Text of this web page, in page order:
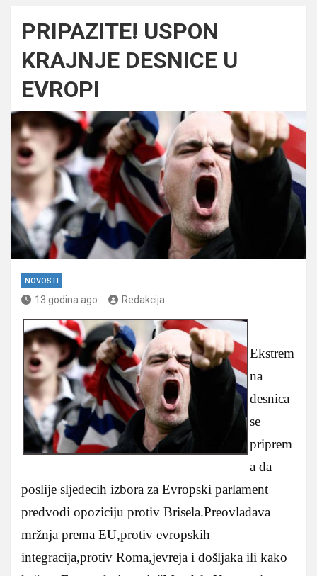
PRIPAZITE! USPON
KRAJNJE DESNICE U
EVROPI
NOVOSTI
13 godina ago Redakcija
Ekstrem
na
desnica
se
priprem
a da
poslije sljedecih izbora za Evropski parlament
predvodi opoziciju protiv Brisela.Preovladava
mržnja prema EU,protiv evropskih
integracija,protiv Roma,jevreja i došljaka ili kako